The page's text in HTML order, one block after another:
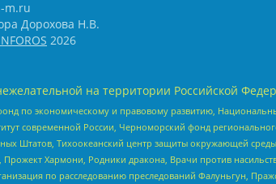
m.ru
Дорохова Н.В.
2026
на территории Российской
по экономическому и правовому развитию,
современной России, Черноморский фонд
Штатов, Тихоокеанский центр защиты окружающей
Хармони, Родники дракона, Врачи против
по расследованию преследований Фалуньгун,